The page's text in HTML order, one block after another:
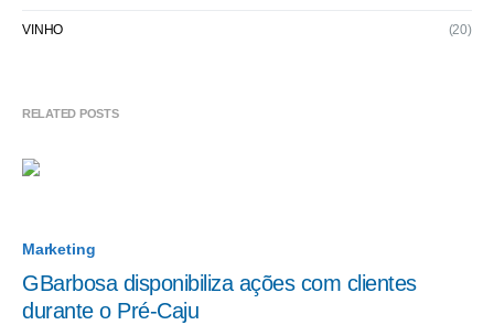
VINHO (20)
RELATED POSTS
Marketing
GBarbosa disponibiliza ações com clientes
durante o Pré-Caju